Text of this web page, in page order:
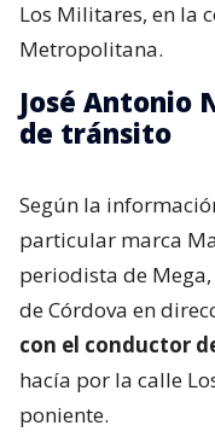
Los Militares, en la
Metropolitana.
José Antonio
de tránsito
Según la
particular marca
periodista de
de Córdova en
con el conductor
hacía por la calle
poniente.